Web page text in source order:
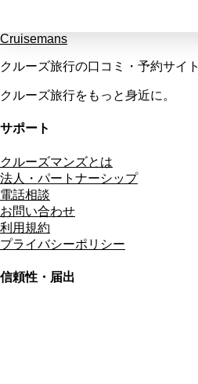
Cruisemans
クルーズ旅行の口コミ・予約サイト
クルーズ旅行をもっと身近に。
サポート
クルーズマンズとは
法人・パートナーシップ
電話相談
お問い合わせ
利用規約
プライバシーポリシー
信頼性・届出